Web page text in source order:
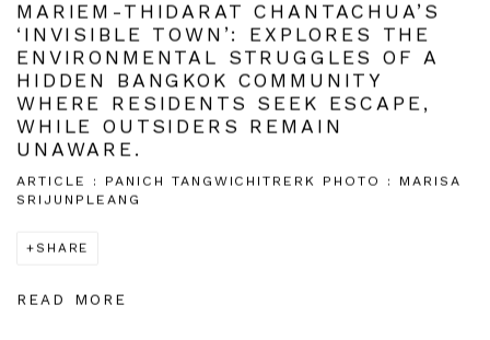
MARIEM-THIDARAT CHANTACHUA’S
‘INVISIBLE TOWN’: EXPLORES THE
ENVIRONMENTAL STRUGGLES OF A
HIDDEN BANGKOK COMMUNITY
WHERE RESIDENTS SEEK ESCAPE,
WHILE OUTSIDERS REMAIN
UNAWARE.
ARTICLE : PANICH TANGWICHITRERK PHOTO : MARISA
SRIJUNPLEANG
SHARE
READ MORE